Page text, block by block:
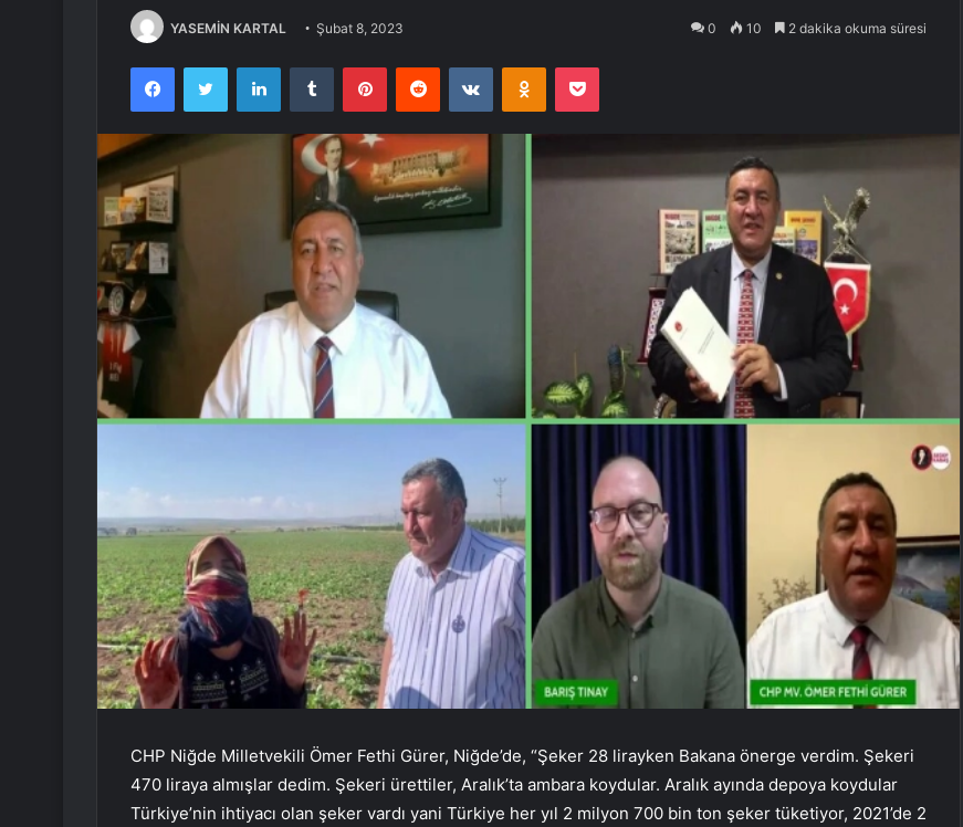
YASEMİN KARTAL Şubat 8, 2023 0 10 2 dakika okuma süresi
FacebookTwitter LinkedInTumblr PinterestReddit VKontakteOdnoklassniki
Pocket
CHP Niğde Milletvekili Ömer Fethi Gürer, Niğde’de, “Şeker 28 lirayken Bakana önerge verdim. Şekeri
470 liraya almışlar dedim. Şekeri ürettiler, Aralık’ta ambara koydular. Aralık ayında depoya koydular
Türkiye’nin ihtiyacı olan şeker vardı yani Türkiye her yıl 2 milyon 700 bin ton şeker tüketiyor, 2021’de 2